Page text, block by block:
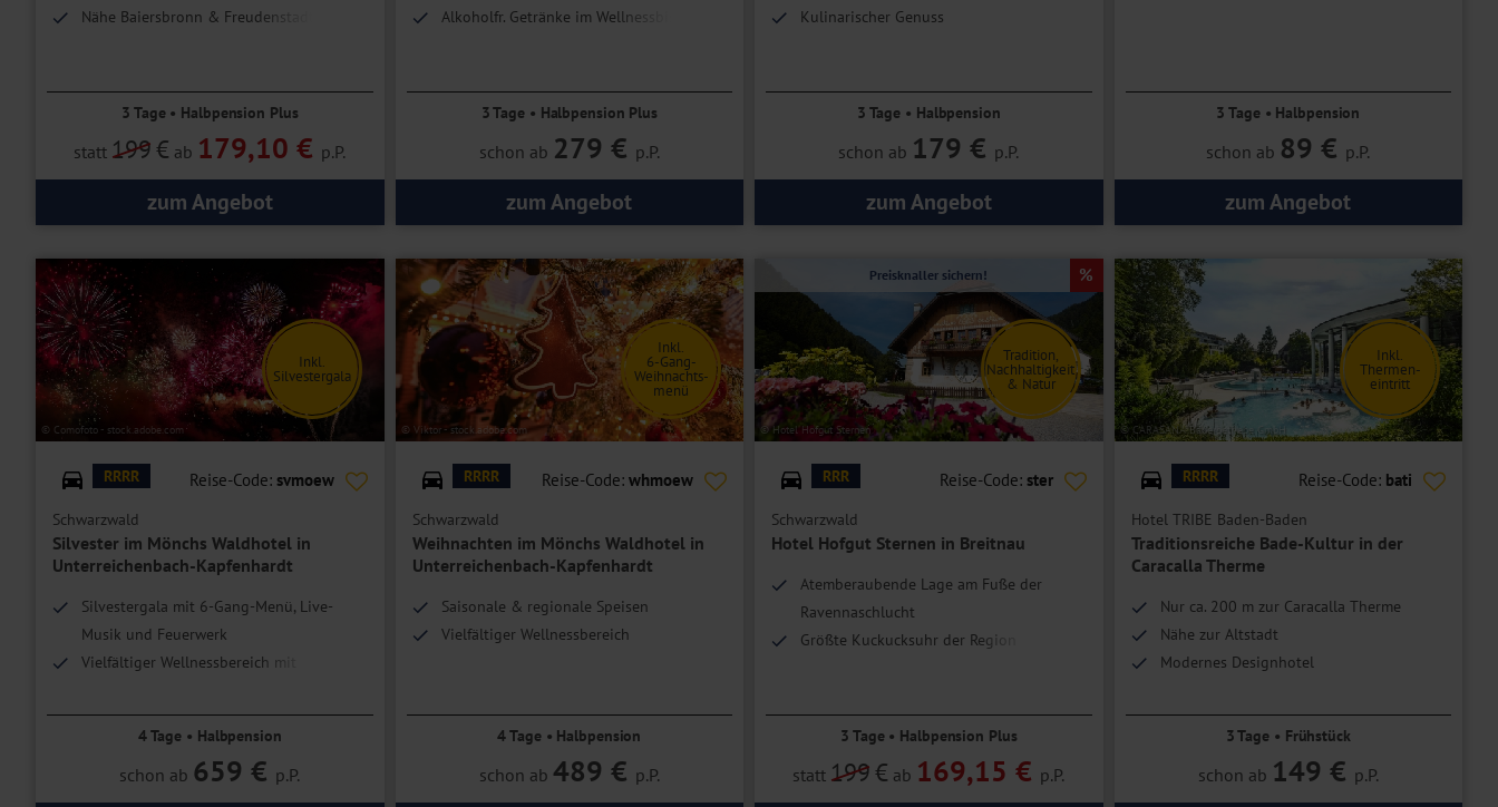
Nähe Baiersbronn & Freudenstadt
3 Tage • Halbpension Plus
statt 199€ ab 179,10 € p.P.
zum Angebot
Alkoholfr. Getränke im Wellnessbistro
3 Tage • Halbpension Plus
schon ab 279 € p.P.
zum Angebot
Kulinarischer Genuss
3 Tage • Halbpension
schon ab 179 € p.P.
zum Angebot
3 Tage • Halbpension
schon ab 89 € p.P.
zum Angebot
© Comofoto - stock.adobe.com
Inkl.
Silvestergala
RRRR Reise-Code: svmoew
Schwarzwald
Silvester im Mönchs Waldhotel in
Unterreichenbach-Kapfenhardt
Silvestergala mit 6-Gang-Menü, Live-
Musik und Feuerwerk
Vielfältiger Wellnessbereich mit
4 Tage • Halbpension
schon ab 659 € p.P.
© Viktor - stock.adobe.com
Inkl.
6-Gang-
Weihnachts-
menü
RRRR Reise-Code: whmoew
Schwarzwald
Weihnachten im Mönchs Waldhotel in
Unterreichenbach-Kapfenhardt
Saisonale & regionale Speisen
Vielfältiger Wellnessbereich
4 Tage • Halbpension
schon ab 489 € p.P.
© Hotel Hofgut Sternen
Tradition,
Nachhaltigkeit
& Natur
Preisknaller sichern!
RRR Reise-Code: ster
Schwarzwald
Hotel Hofgut Sternen in Breitnau
Atemberaubende Lage am Fuße der
Ravennaschlucht
Größte Kuckucksuhr der Region
3 Tage • Halbpension Plus
statt 199€ ab 169,15 € p.P.
© CARASANA Bäderbetriebe GmbH
Inkl.
Thermen-
eintritt
RRRR Reise-Code: bati
Hotel TRIBE Baden-Baden
Traditionsreiche Bade-Kultur in der
Caracalla Therme
Nur ca. 200 m zur Caracalla Therme
Nähe zur Altstadt
Modernes Designhotel
3 Tage • Frühstück
schon ab 149 € p.P.